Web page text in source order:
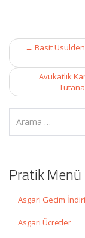
Post
navigation
← Basit
Avukatlık
Pratik Menü
Asgari Geçim
Asgari Ücretler